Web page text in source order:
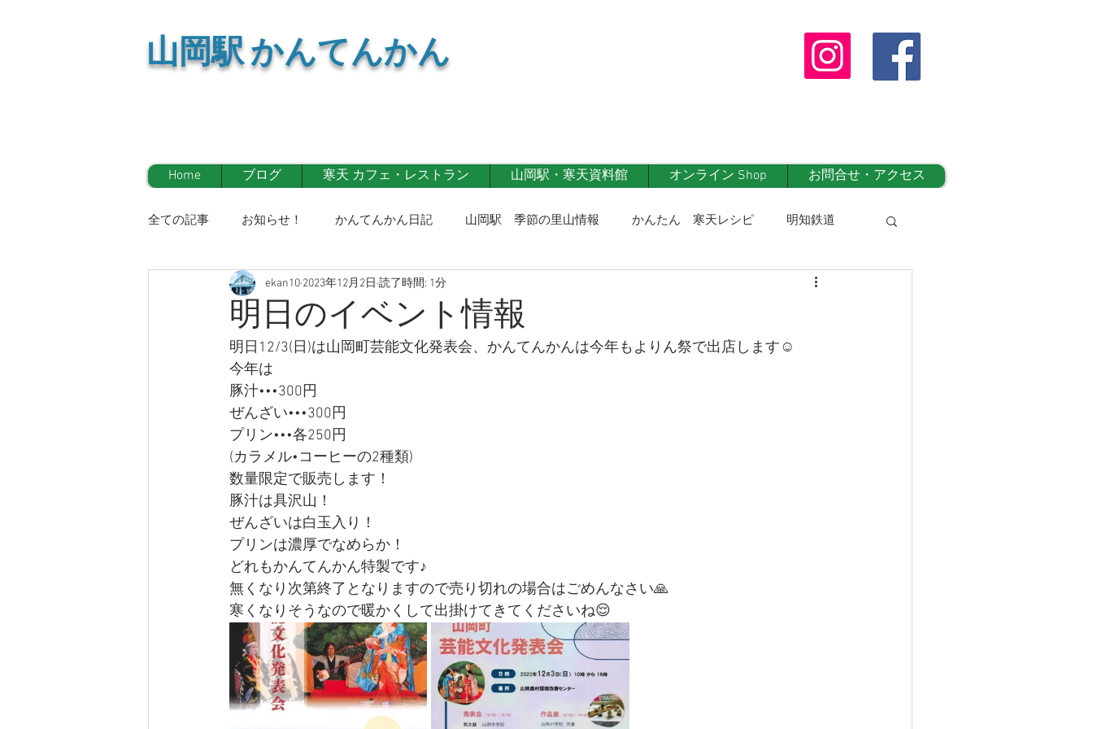
山岡駅 かんてんかん
Home ブログ 寒天 カフェ・レストラン 山岡駅・寒天資料館 オンライン Shop お問合せ・アクセス
全ての記事 お知らせ！ かんてんかん日記 山岡駅 季節の里山情報 かんたん 寒天レシピ 明知鉄道
イベント情報！ マスコミ 寒天商品 オンラインshop
お知らせ！ かんてんかん日記！ イベント情報 寒天レシピ
明日のイベント情報
ekan10 2023年12月2日 読了時間: 1分
明日12/3(日)は山岡町芸能文化発表会、かんてんかんは今年もよりん祭で出店します☺️
今年は
豚汁•••300円
ぜんざい•••300円
プリン•••各250円
(カラメル•コーヒーの2種類)
数量限定で販売します！
豚汁は具沢山！
ぜんざいは白玉入り！
プリンは濃厚でなめらか！
どれもかんてんかん特製です♪
無くなり次第終了となりますので売り切れの場合はごめんなさい🙏
寒くなりそうなので暖かくして出掛けてきてくださいね😌